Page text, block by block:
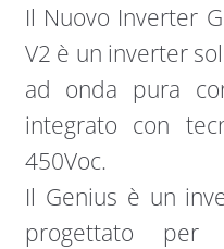
Il Nuovo Inverter
V2 è un inverter
ad onda pura
integrato con
450Voc.
Il Genius è un
progettato per